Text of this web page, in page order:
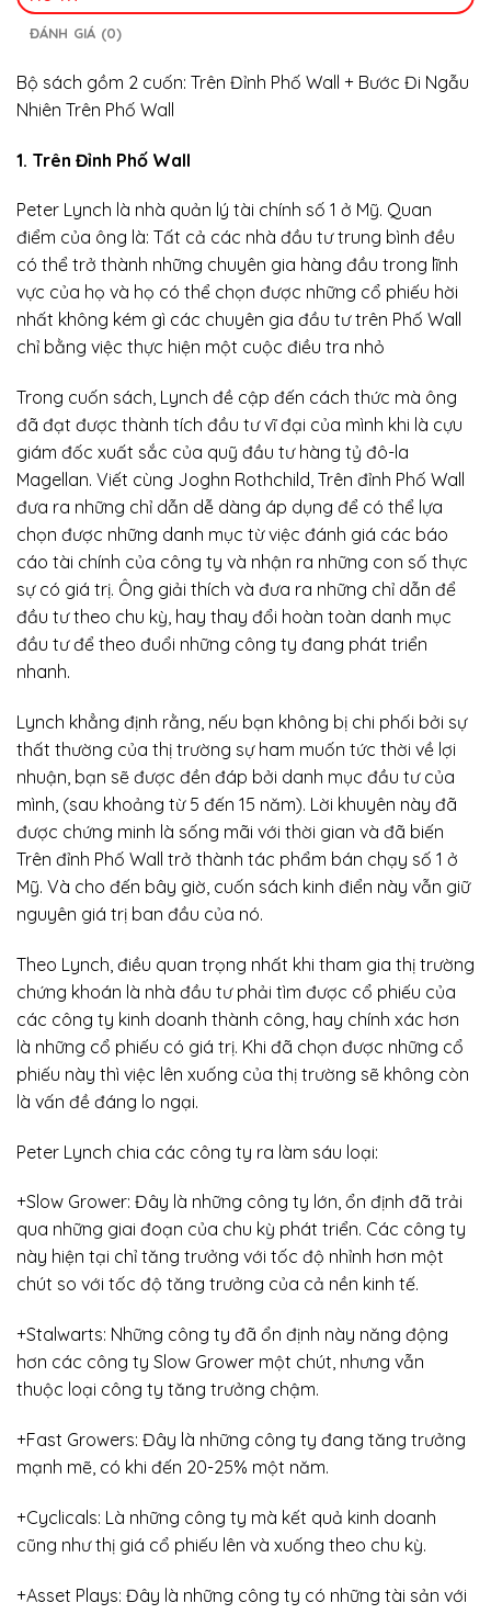
ĐÁNH GIÁ (0)
Bộ sách gồm 2 cuốn: Trên Đỉnh Phố Wall + Bước Đi Ngẫu
Nhiên Trên Phố Wall
1. Trên Đỉnh Phố Wall
Peter Lynch là nhà quản lý tài chính số 1 ở Mỹ. Quan
điểm của ông là: Tất cả các nhà đầu tư trung bình đều
có thể trở thành những chuyên gia hàng đầu trong lĩnh
vực của họ và họ có thể chọn được những cổ phiếu hời
nhất không kém gì các chuyên gia đầu tư trên Phố Wall
chỉ bằng việc thực hiện một cuộc điều tra nhỏ
Trong cuốn sách, Lynch đề cập đến cách thức mà ông
đã đạt được thành tích đầu tư vĩ đại của mình khi là cựu
giám đốc xuất sắc của quỹ đầu tư hàng tỷ đô-la
Magellan. Viết cùng Joghn Rothchild, Trên đỉnh Phố Wall
đưa ra những chỉ dẫn dễ dàng áp dụng để có thể lựa
chọn được những danh mục từ việc đánh giá các báo
cáo tài chính của công ty và nhận ra những con số thực
sự có giá trị. Ông giải thích và đưa ra những chỉ dẫn để
đầu tư theo chu kỳ, hay thay đổi hoàn toàn danh mục
đầu tư để theo đuổi những công ty đang phát triển
nhanh.
Lynch khẳng định rằng, nếu bạn không bị chi phối bởi sự
thất thường của thị trường sự ham muốn tức thời về lợi
nhuận, bạn sẽ được đền đáp bởi danh mục đầu tư của
mình, (sau khoảng từ 5 đến 15 năm). Lời khuyên này đã
được chứng minh là sống mãi với thời gian và đã biến
Trên đỉnh Phố Wall trở thành tác phẩm bán chạy số 1 ở
Mỹ. Và cho đến bây giờ, cuốn sách kinh điển này vẫn giữ
nguyên giá trị ban đầu của nó.
Theo Lynch, điều quan trọng nhất khi tham gia thị trường
chứng khoán là nhà đầu tư phải tìm được cổ phiếu của
các công ty kinh doanh thành công, hay chính xác hơn
là những cổ phiếu có giá trị. Khi đã chọn được những cổ
phiếu này thì việc lên xuống của thị trường sẽ không còn
là vấn đề đáng lo ngại.
Peter Lynch chia các công ty ra làm sáu loại:
+Slow Grower: Đây là những công ty lớn, ổn định đã trải
qua những giai đoạn của chu kỳ phát triển. Các công ty
này hiện tại chỉ tăng trưởng với tốc độ nhỉnh hơn một
chút so với tốc độ tăng trưởng của cả nền kinh tế.
+Stalwarts: Những công ty đã ổn định này năng động
hơn các công ty Slow Grower một chút, nhưng vẫn
thuộc loại công ty tăng trưởng chậm.
+Fast Growers: Đây là những công ty đang tăng trưởng
mạnh mẽ, có khi đến 20-25% một năm.
+Cyclicals: Là những công ty mà kết quả kinh doanh
cũng như thị giá cổ phiếu lên và xuống theo chu kỳ.
+Asset Plays: Đây là những công ty có những tài sản với